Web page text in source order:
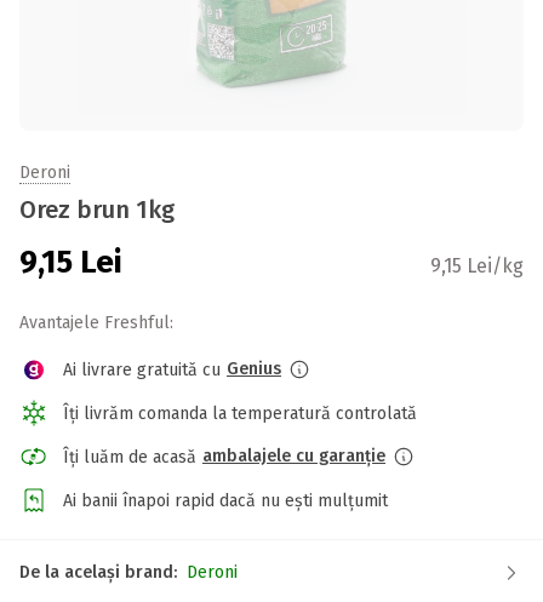
Deroni
Orez brun 1kg
9,15 Lei 9,15 Lei/kg
Avantajele Freshful:
Ai livrare gratuită cu Genius
Îți livrăm comanda la temperatură controlată
Îți luăm de acasă ambalajele cu garanție
Ai banii înapoi rapid dacă nu ești mulțumit
De la același brand: Deroni